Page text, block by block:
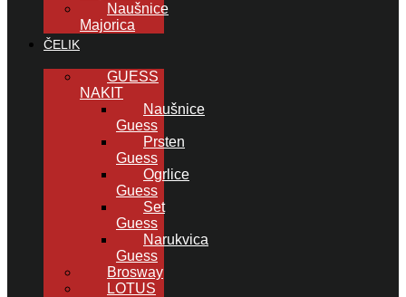
Naušnice
Majorica
ČELIK
GUESS
NAKIT
Naušnice
Guess
Prsten
Guess
Ogrlice
Guess
Set
Guess
Narukvica
Guess
Brosway
LOTUS